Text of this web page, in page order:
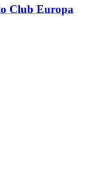
Club Europa